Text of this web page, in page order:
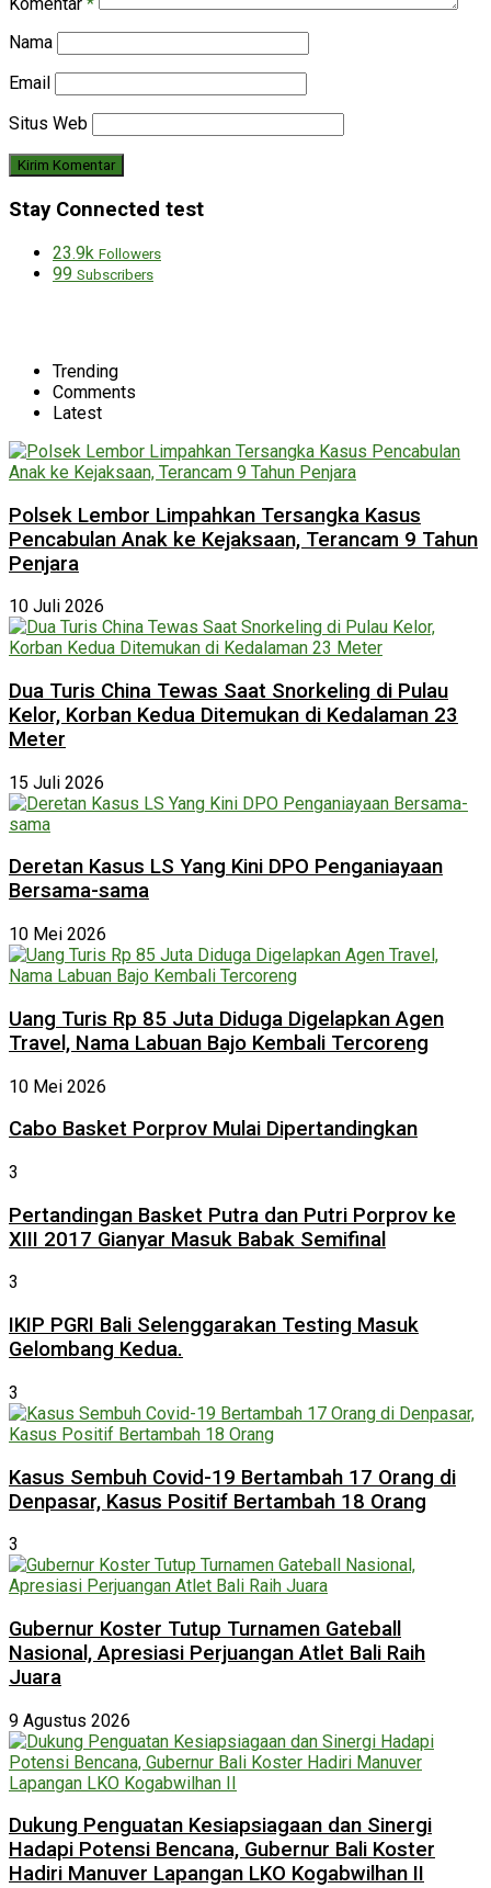
Komentar *
Nama
Email
Situs Web
Stay Connected test
23.9k Followers
99 Subscribers
Trending
Comments
Latest
Polsek Lembor Limpahkan Tersangka Kasus
Pencabulan Anak ke Kejaksaan, Terancam 9 Tahun
Penjara
10 Juli 2026
Dua Turis China Tewas Saat Snorkeling di Pulau
Kelor, Korban Kedua Ditemukan di Kedalaman 23
Meter
15 Juli 2026
Deretan Kasus LS Yang Kini DPO Penganiayaan
Bersama-sama
10 Mei 2026
Uang Turis Rp 85 Juta Diduga Digelapkan Agen
Travel, Nama Labuan Bajo Kembali Tercoreng
10 Mei 2026
Cabo Basket Porprov Mulai Dipertandingkan
3
Pertandingan Basket Putra dan Putri Porprov ke
XIII 2017 Gianyar Masuk Babak Semifinal
3
IKIP PGRI Bali Selenggarakan Testing Masuk
Gelombang Kedua.
3
Kasus Sembuh Covid-19 Bertambah 17 Orang di
Denpasar, Kasus Positif Bertambah 18 Orang
3
Gubernur Koster Tutup Turnamen Gateball
Nasional, Apresiasi Perjuangan Atlet Bali Raih
Juara
9 Agustus 2026
Dukung Penguatan Kesiapsiagaan dan Sinergi
Hadapi Potensi Bencana, Gubernur Bali Koster
Hadiri Manuver Lapangan LKO Kogabwilhan II